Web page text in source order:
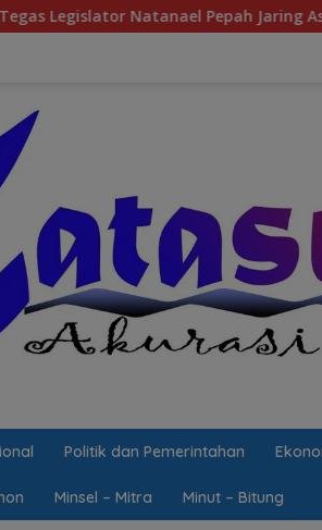
Pepah Jaring Aspirasi Warga,
Politik dan Pemerintahan
Minsel – Mitra Minut – Bitung